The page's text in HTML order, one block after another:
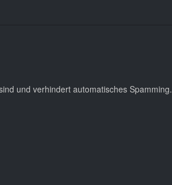
und verhindert automatisches Spamming.